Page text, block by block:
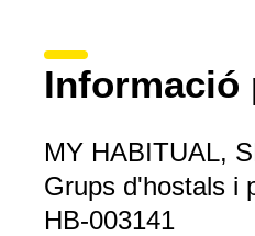
Informació
MY HABITUAL,
Grups d'hostals i
HB-003141